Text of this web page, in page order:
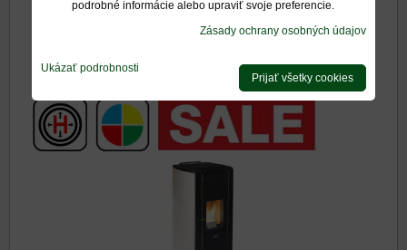
podrobné informácie alebo upraviť svoje preferencie.
Zásady ochrany osobných údajov
Ukázať podrobnosti
Prijať všetky cookies